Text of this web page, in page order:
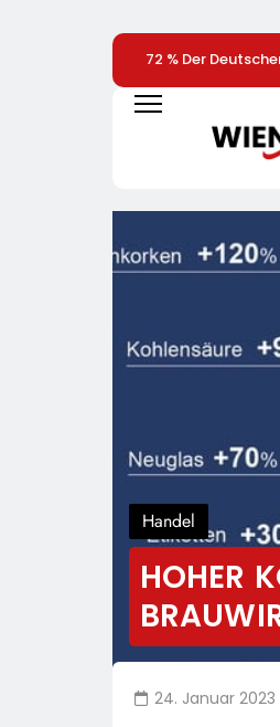
72 % Der
Überwachen
Handel
HOHER
24. Januar 2023